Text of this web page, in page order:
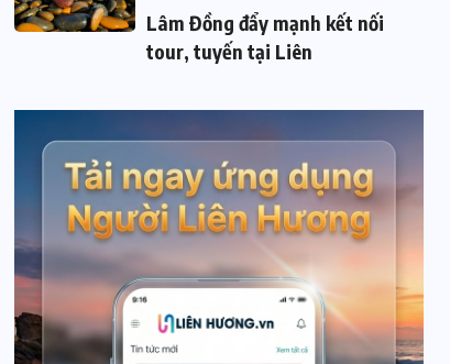
Lâm Đồng đẩy mạnh kết nối
tour, tuyến tại Liên